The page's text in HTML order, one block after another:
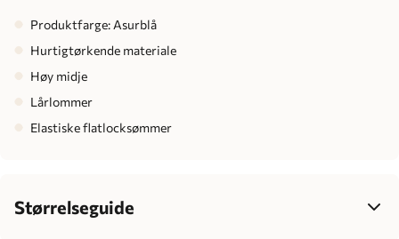
Produktfarge: Asurblå
Hurtigtørkende materiale
Høy midje
Lårlommer
Elastiske flatlocksømmer
Størrelseguide